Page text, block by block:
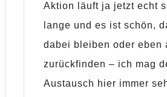
Aktion läuft ja jetzt echt
lange und es ist schön,
dabei bleiben oder eben
zurückfinden – ich mag
Austausch hier immer